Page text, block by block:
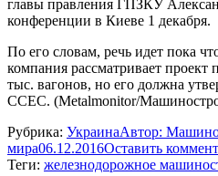
главы правления ГПЗКУ
конференции в Киеве 1 декабря.
По его словам, речь идет пока
компания рассматривает проект
тыс. вагонов, но его должна
CCEC. (Metalmonitor/
Рубрика: УкраинаАвтор:
мира06.12.2016Оставить
Теги: железнодорожное